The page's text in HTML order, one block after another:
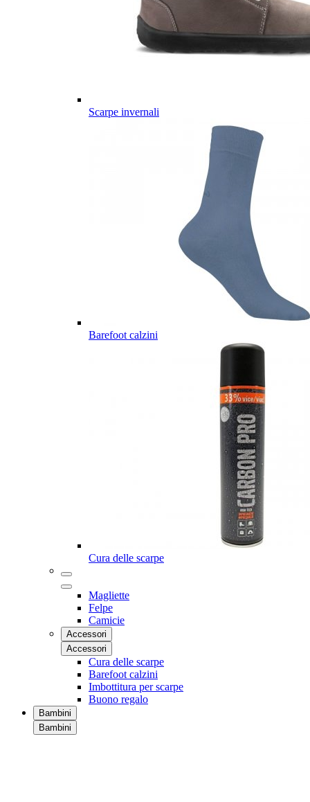
Scarpe invernali
Barefoot calzini
Cura delle scarpe
Magliette
Felpe
Camicie
Accessori
Accessori
Cura delle scarpe
Barefoot calzini
Imbottitura per scarpe
Buono regalo
Bambini
Bambini